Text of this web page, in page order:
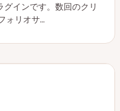
インです。数回のクリ
ォリオサ…